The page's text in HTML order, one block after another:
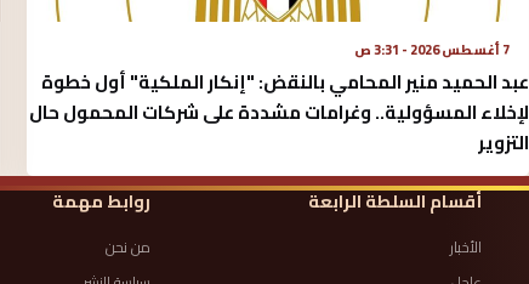
7 أغسطس 2026 - 3:31 ص
عبد الحميد منير المحامي بالنقض: "إنكار الملكية" أول خطوة
لإخلاء المسؤولية.. وغرامات مشددة على شركات المحمول حال
التزوير
أقسام السلطة الرابعة
الأخبار
روابط مهمة
من نحن